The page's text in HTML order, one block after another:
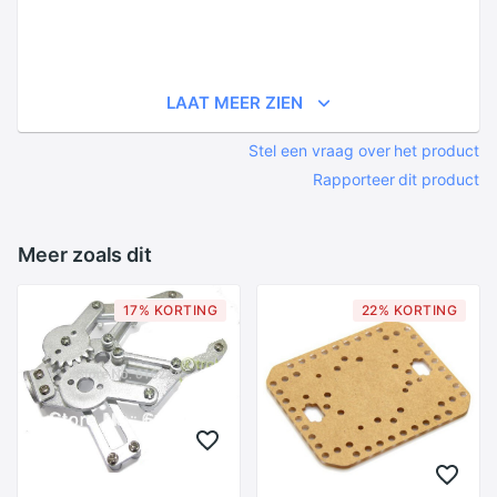
LAAT MEER ZIEN
Stel een vraag over het product
Rapporteer dit product
Meer zoals dit
17% KORTING 22% KORTING